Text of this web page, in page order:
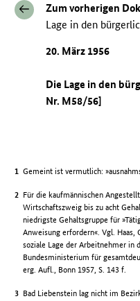
Zum vorherigen
Lage in den
20. März 1956
Die Lage in den
Nr. M58/56]
Gemeint ist vermutlich:
Für die kaufmännischen
Wirtschaftszweig bis zu acht
niedrigste Gehaltsgruppe für
Anweisung erfordern«. Vgl.
soziale Lage der Arbeitnehmer in
Bundesministerium für
erg. Aufl., Bonn 1957, S. 143 f.
Bad Liebenstein lag nicht im